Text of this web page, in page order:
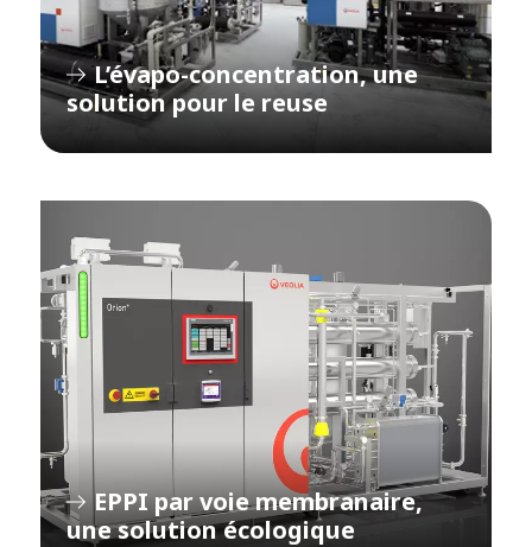
L’évapo-concentration, une
solution pour le reuse
EPPI par voie membranaire,
une solution écologique